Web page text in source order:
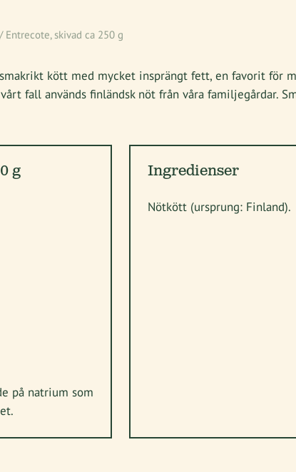
/ Entrecote, skivad ca 250 g
kött med mycket insprängt fett, en favorit för
fall används finländsk nöt från våra familjegårdar.
g
på natrium som
Ingredienser
Nötkött (ursprung: Finland).